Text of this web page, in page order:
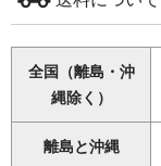
全国（離島・沖
縄除く）
離島と沖縄